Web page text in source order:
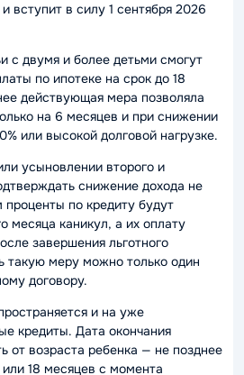
вступит в силу 1 сентября 2026
с двумя и более детьми смогут
по ипотеке на срок до 18
действующая мера позволяла
на 6 месяцев и при снижении
или высокой долговой нагрузке.
усыновлении второго и
снижение дохода не
проценты по кредиту будут
месяца каникул, а их оплату
завершения льготного
такую меру можно только один
договору.
и на уже
кредиты. Дата окончания
от возраста ребенка — не позднее
18 месяцев с момента